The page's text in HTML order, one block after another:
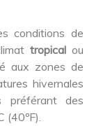
conditions de
tropical ou
aux zones de
hivernales
préférant des
(40ºF).